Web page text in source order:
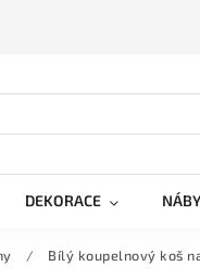
DEKORACE
/ Bílý koupelnový koš